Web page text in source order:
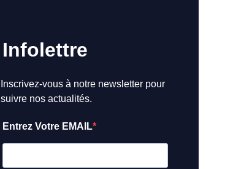
Infolettre
Inscrivez-vous à notre newsletter pour
suivre nos actualités.
Entrez Votre EMAIL